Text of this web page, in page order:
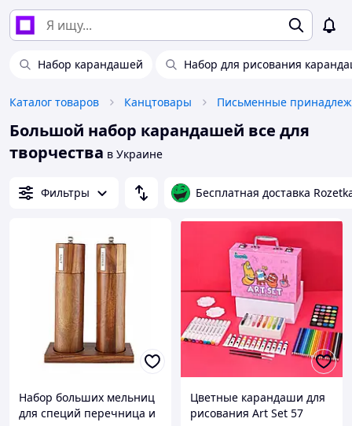
Набор карандашей Набор для рисования
Каталог товаров Канцтовары Письменные
Большой набор карандашей все для
творчества в Украине
Фильтры Бесплатная доставка
Набор больших мельниц
для специй перечница и
Цветные карандаши для
рисования Art Set 57